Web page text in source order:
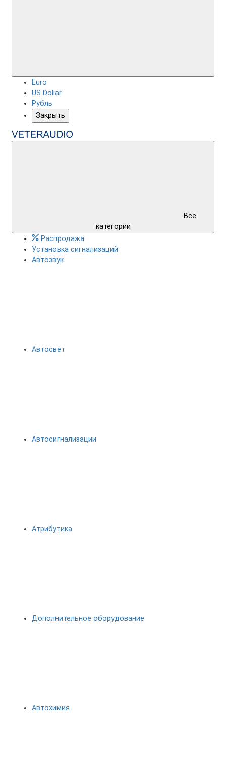
Euro
US Dollar
Рубль
Закрыть
Все
категории
Распродажа
Установка сигнализаций
Автозвук
Автосвет
Автосигнализации
Атрибутика
Дополнительное оборудование
Автохимия